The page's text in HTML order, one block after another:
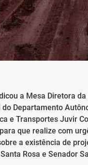
a Mesa Diretora
Departamento
e Transportes Juvir
que realize com
a existência de
Rosa e Senador